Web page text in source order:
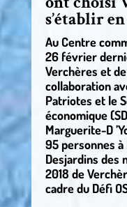
s’établir en
Au Centre
26 février
Verchères et
collaboration
Patriotes et le
économique
Marguerite-D
95 personnes à
Desjardins des
2018 de
cadre du Défi